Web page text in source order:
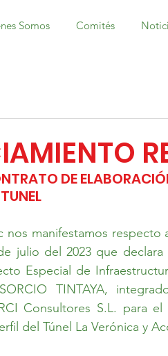
Somos Comités
DE
nos manifestamos respecto
julio del 2023 que
Especial de
TINTAYA,
Consultores S.L. para
del Túnel La Verónica y